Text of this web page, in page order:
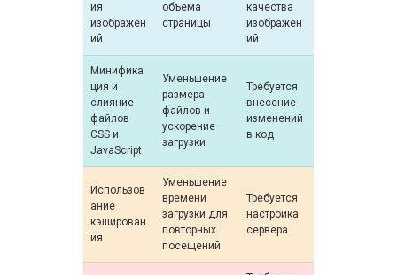
ия
изображен
ий
объема
страницы
качества
изображен
ий
Минифика
ция и
слияние
файлов
CSS и
JavaScript
Уменьшение
размера
файлов и
ускорение
загрузки
Требуется
внесение
изменений
в код
Использов
ание
кэширован
ия
Уменьшение
времени
загрузки для
повторных
посещений
Требуется
настройка
сервера